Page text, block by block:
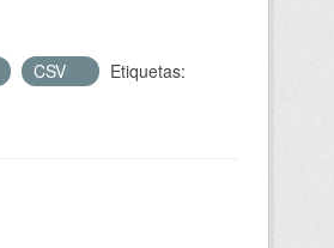
CSV
Etiquetas: